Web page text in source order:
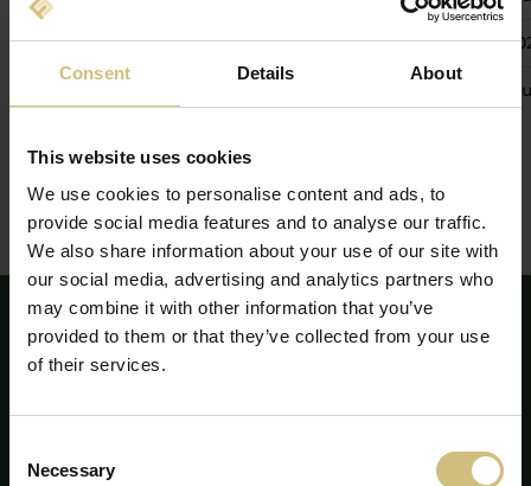
Consent Details About
This website uses cookies
We use cookies to personalise content and ads, to
provide social media features and to analyse our traffic.
We also share information about your use of our site with
our social media, advertising and analytics partners who
may combine it with other information that you’ve
provided to them or that they’ve collected from your use
of their services.
Selection
Necessary
2026. augusztus 26. Évközi pénzügyi beszámoló
Negyedéves frissítés 2026.